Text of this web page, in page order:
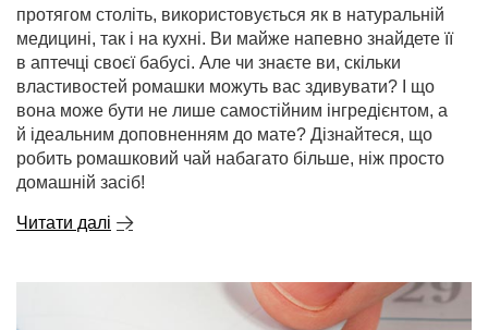
протягом століть, використовується як в натуральній
медицині, так і на кухні. Ви майже напевно знайдете її
в аптечці своєї бабусі. Але чи знаєте ви, скільки
властивостей ромашки можуть вас здивувати? І що
вона може бути не лише самостійним інгредієнтом, а
й ідеальним доповненням до мате? Дізнайтеся, що
робить ромашковий чай набагато більше, ніж просто
домашній засіб!
Читати далі